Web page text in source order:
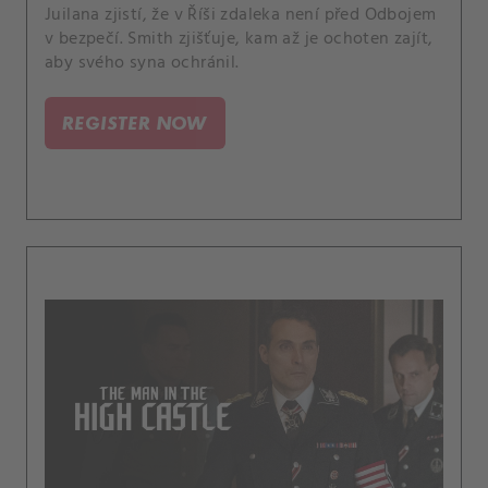
Juilana zjistí, že v Říši zdaleka není před Odbojem
v bezpečí. Smith zjišťuje, kam až je ochoten zajít,
aby svého syna ochránil.
REGISTER NOW